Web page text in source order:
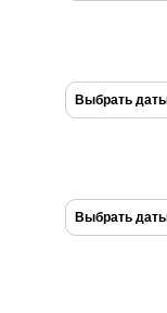
Выбрать
Выбрать